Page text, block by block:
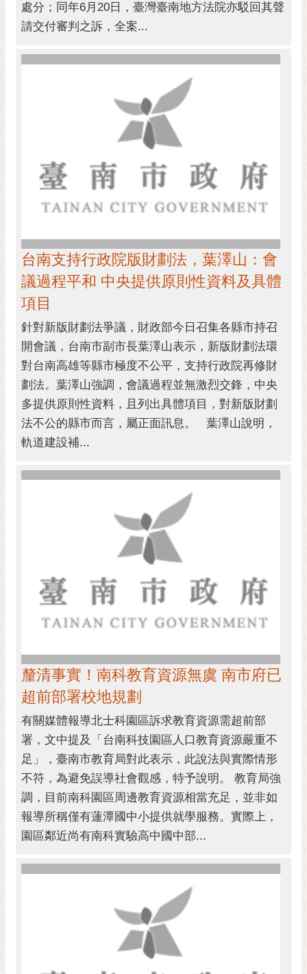
處分；同年6月20日，臺灣臺南地方法院亦駁回其聲
請交付審判之訴，全案...
台南支持行政院版財劃法，葉澤山：會
議過程平和 中央提供原則性資料及具體
項目
針對新版財劃法爭議，財政部今日召集各縣市持召
開會議，台南市副市長葉澤山表示，新版財劃法環
對台南高雄等縣市極度不公平，支持行政院再修財
劃法。葉澤山強調，會議過程並無激烈交鋒，中央
多提供原則性資料，且列出具體項目，對新版財劃
法不公的縣市而言，屬正面訊息。 葉澤山說明，
軌道建設補...
釐清事實！南科教育資源無虞 南市府已
超前部署校地規劃
有關媒體報導北士科園區訴求教育資源需超前部
署，文中提及「台南科技園區人口教育資源嚴重不
足」，臺南市教育局對此表示，此說法與實際情形
不符，為避免誤導社會觀感，特予說明。 教育局強
調，目前南科園區周邊教育資源相當充足，並非如
報導所稱僅有蓮潭國中小提供就學服務。實際上，
園區鄰近尚有南科實驗高中國中部...